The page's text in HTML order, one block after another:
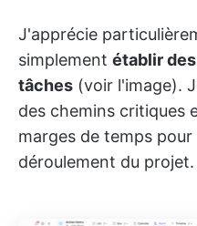
J'apprécie
simplement établir
tâches (voir l'image).
des chemins critiques
marges de temps pour
déroulement du projet.